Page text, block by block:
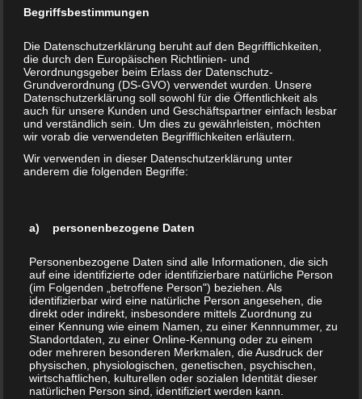
klösterliches Gelübde ab, sondern
Augustiner-Regeln.
mehr erfahren
Das Stiftskapitel
Als Augustiner-Chorfrauenstift im
Jahr 1167 mit 24 Kanonissen
gegründet, besteht das Kapitel in der
Begriffsbestimmungen
Die Datenschutzerklärung beruht auf den Begrifflichkeiten,
die durch den Europäischen Richtlinien- und
Verordnungsgeber beim Erlass der Datenschutz-
Grundverordnung (DS-GVO) verwendet wurden. Unsere
Datenschutzerklärung soll sowohl für die Öffentlichkeit als
auch für unsere Kunden und Geschäftspartner einfach lesbar
und verständlich sein. Um dies zu gewährleisten, möchten
wir vorab die verwendeten Begrifflichkeiten erläutern.
Wir verwenden in dieser Datenschutzerklärung unter
anderem die folgenden Begriffe:
a) personenbezogene Daten
Personenbezogene Daten sind alle Informationen, die sich
auf eine identifizierte oder identifizierbare natürliche Person
(im Folgenden „betroffene Person") beziehen. Als
identifizierbar wird eine natürliche Person angesehen, die
direkt oder indirekt, insbesondere mittels Zuordnung zu
einer Kennung wie einem Namen, zu einer Kennnummer, zu
Standortdaten, zu einer Online-Kennung oder zu einem
oder mehreren besonderen Merkmalen, die Ausdruck der
physischen, physiologischen, genetischen, psychischen,
wirtschaftlichen, kulturellen oder sozialen Identität dieser
natürlichen Person sind, identifiziert werden kann.